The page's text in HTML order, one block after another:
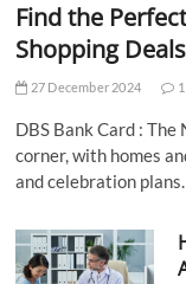
Find the
Shopping
27 December 2024
DBS Bank Card :
corner, with homes
and celebration